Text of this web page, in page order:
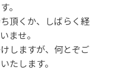
。
頂くか、しばらく経
ませ。
しますが、何とぞご
たします。